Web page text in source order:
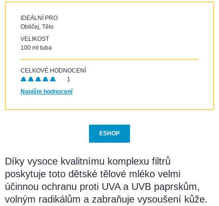
IDEÁLNÍ PRO
Obličej, Tělo
VELIKOST
100 ml tuba
CELKOVÉ HODNOCENÍ
1
Napište hodnocení
ESHOP
Díky vysoce kvalitnímu komplexu filtrů
poskytuje toto dětské tělové mléko velmi
účinnou ochranu proti UVA a UVB paprskům,
volným radikálům a zabraňuje vysoušení kůže.